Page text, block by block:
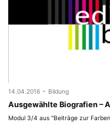
14.04.2016 - Bildung
Ausgewählte Biografien –
Modul 3/4 aus "Beiträge zur